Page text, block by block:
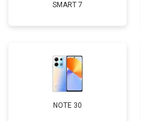
SMART 7
NOTE 30